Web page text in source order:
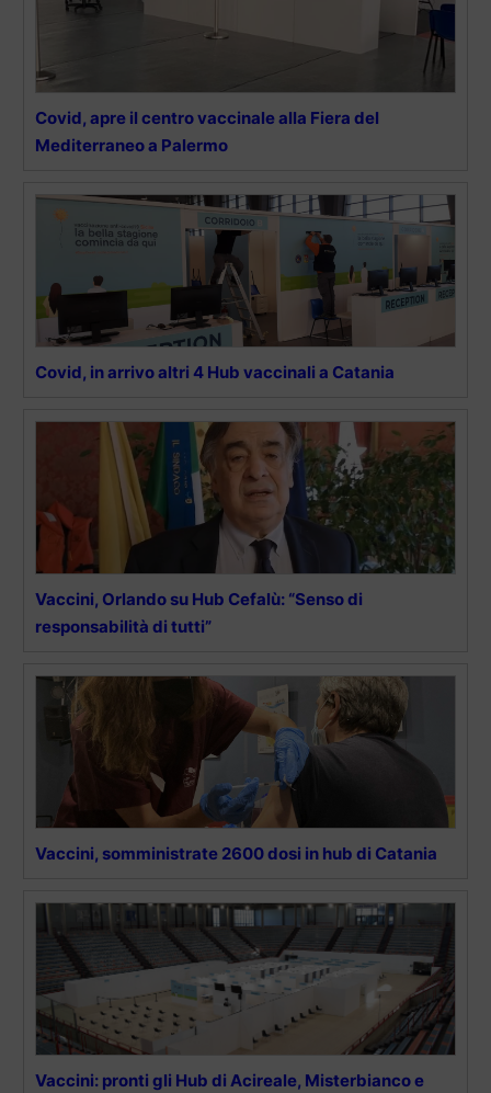
Covid, apre il centro vaccinale alla Fiera del
Mediterraneo a Palermo
Covid, in arrivo altri 4 Hub vaccinali a Catania
Vaccini, Orlando su Hub Cefalù: “Senso di
responsabilità di tutti”
Vaccini, somministrate 2600 dosi in hub di Catania
Vaccini: pronti gli Hub di Acireale, Misterbianco e